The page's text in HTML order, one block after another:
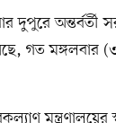
দুপুরে অন্তর্বর্তী
গত মঙ্গলবার
মন্ত্রণালয়ের